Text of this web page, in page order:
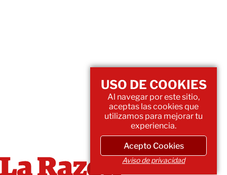
USO DE COOKIES
Al navegar por este sitio,
aceptas las cookies que
utilizamos para mejorar tu
experiencia.
Acepto Cookies
Aviso de privacidad